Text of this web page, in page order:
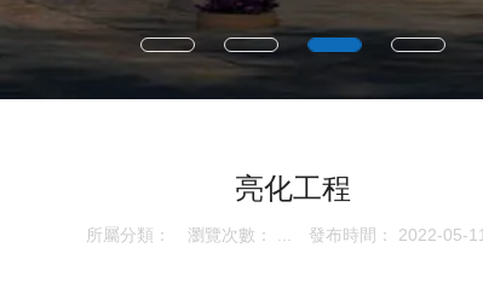
亮化工程
所屬分類： 瀏覽次數： 發布時間： 2022-05-11